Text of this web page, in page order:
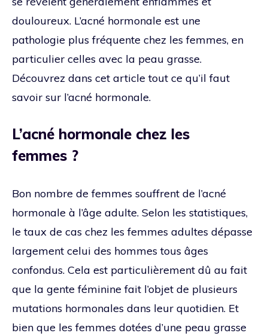
douloureux. L’acné hormonale est une
pathologie plus fréquente chez les femmes, en
particulier celles avec la peau grasse.
Découvrez dans cet article tout ce qu’il faut
savoir sur l’acné hormonale.
L’acné hormonale chez les
femmes ?
Bon nombre de femmes souffrent de l’acné
hormonale à l’âge adulte. Selon les statistiques,
le taux de cas chez les femmes adultes dépasse
largement celui des hommes tous âges
confondus. Cela est particulièrement dû au fait
que la gente féminine fait l’objet de plusieurs
mutations hormonales dans leur quotidien. Et
bien que les femmes dotées d’une peau grasse